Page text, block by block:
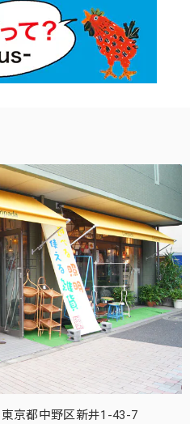
京都中野区新井1-43-7